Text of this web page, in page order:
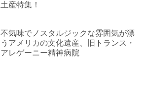
土産特集！
不気味でノスタルジックな雰囲気が漂
うアメリカの文化遺産、旧トランス・
アレゲーニー精神病院